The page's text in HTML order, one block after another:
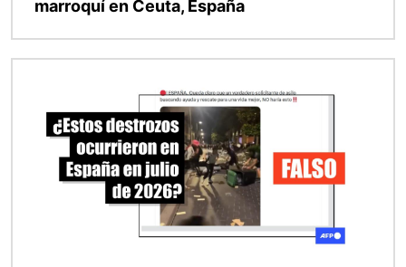
marroquí en Ceuta, España